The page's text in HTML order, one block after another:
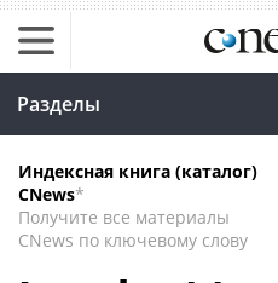
Разделы
Индексная книга (каталог)
CNews*
Получите все материалы
CNews по ключевому слову